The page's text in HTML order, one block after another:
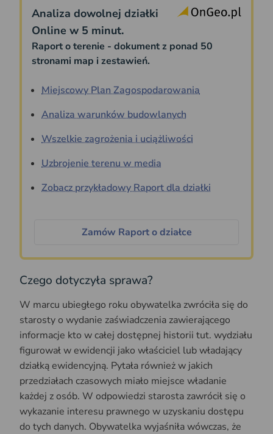
Analiza dowolnej działki
Online w 5 minut.
Raport o terenie - dokument z ponad 50
stronami map i zestawień.
Miejscowy Plan Zagospodarowania
Analiza warunków budowlanych
Wszelkie zagrożenia i uciążliwości
Uzbrojenie terenu w media
Zobacz przykładowy Raport dla działki
Zamów Raport o działce
Czego dotyczyła sprawa?
W marcu ubiegłego roku obywatelka zwróciła się do
starosty o wydanie zaświadczenia zawierającego
informacje kto w całej dostępnej historii tut. wydziału
figurował w ewidencji jako właściciel lub władający
działką ewidencyjną. Pytała również w jakich
przedziałach czasowych miało miejsce władanie
każdej z osób. W odpowiedzi starosta zawrócił się o
wykazanie interesu prawnego w uzyskaniu dostępu
do tych danych. Obywatelka wyjaśniła wówczas, że